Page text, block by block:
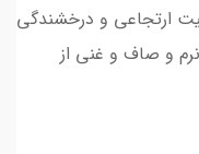
ارتجاعی و درخشندگی
و صاف و غنی از